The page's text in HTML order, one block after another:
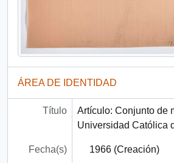
ÁREA DE IDENTIDAD
Título
Artículo: Conjunto de
Universidad Católica
Fecha(s) 1966 (Creación)